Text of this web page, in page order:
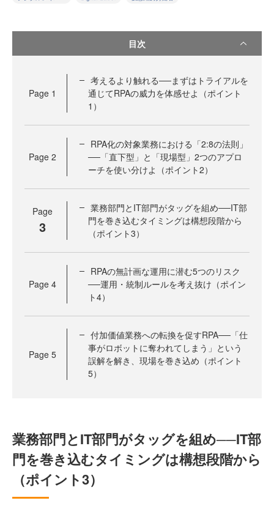
目次
Page 1
考えるより触れる──まずはトライアルを
通じてRPAの威力を体感せよ（ポイント
1）
Page 2
RPA化の対象業務における「2:8の法則」
──「直下型」と「現場型」2つのアプロ
ーチを使い分けよ（ポイント2）
Page
3
業務部門とIT部門がタッグを組め──IT部
門を巻き込むタイミングは構想段階から
（ポイント3）
Page 4
RPAの無計画な運用に潜む5つのリスク
──運用・統制ルールを考え抜け（ポイン
ト4）
Page 5
付加価値業務への転換を促すRPA──「仕
事がロボットに奪われてしまう」という
誤解を解き、現場を巻き込め（ポイント
5）
業務部門とIT部門がタッグを組め──IT部
門を巻き込むタイミングは構想段階から
（ポイント3）